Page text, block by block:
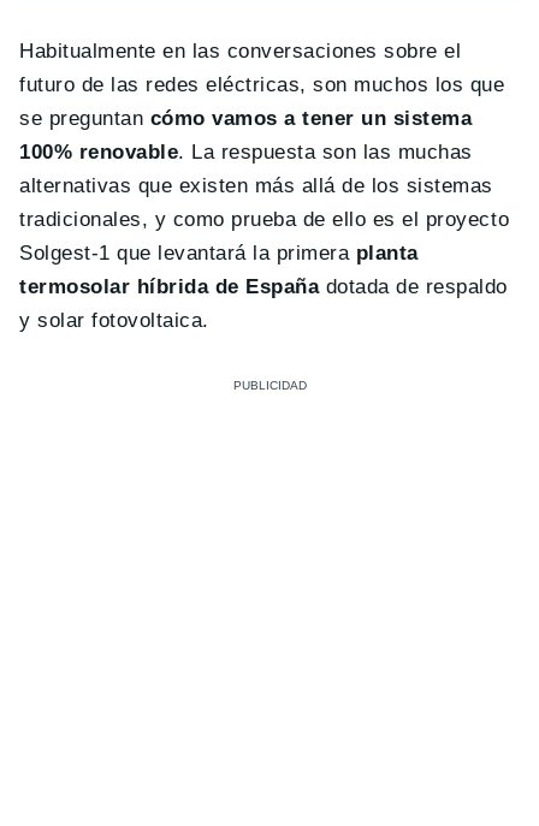
Habitualmente en las conversaciones sobre el
futuro de las redes eléctricas, son muchos los que
se preguntan cómo vamos a tener un sistema
100% renovable. La respuesta son las muchas
alternativas que existen más allá de los sistemas
tradicionales, y como prueba de ello es el proyecto
Solgest-1 que levantará la primera planta
termosolar híbrida de Españadotada de respaldo
y solar fotovoltaica.